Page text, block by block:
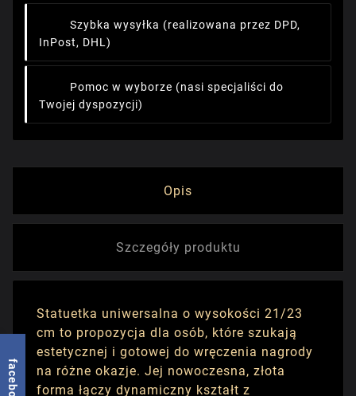
Szybka wysyłka (realizowana przez DPD,
InPost, DHL)
Pomoc w wyborze (nasi specjaliści do
Twojej dyspozycji)
Opis
Szczegóły produktu
Statuetka uniwersalna o wysokości 21/23
cm to propozycja dla osób, które szukają
estetycznej i gotowej do wręczenia nagrody
na różne okazje. Jej nowoczesna, złota
forma łączy dynamiczny kształt z